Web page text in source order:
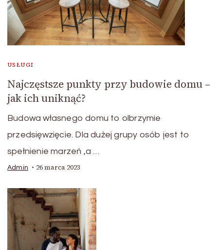
USŁUGI
Najczęstsze punkty przy budowie domu –
jak ich uniknąć?
Budowa własnego domu to olbrzymie
przedsięwzięcie. Dla dużej grupy osób jest to
spełnienie marzeń ,a …
Admin 26 marca 2023